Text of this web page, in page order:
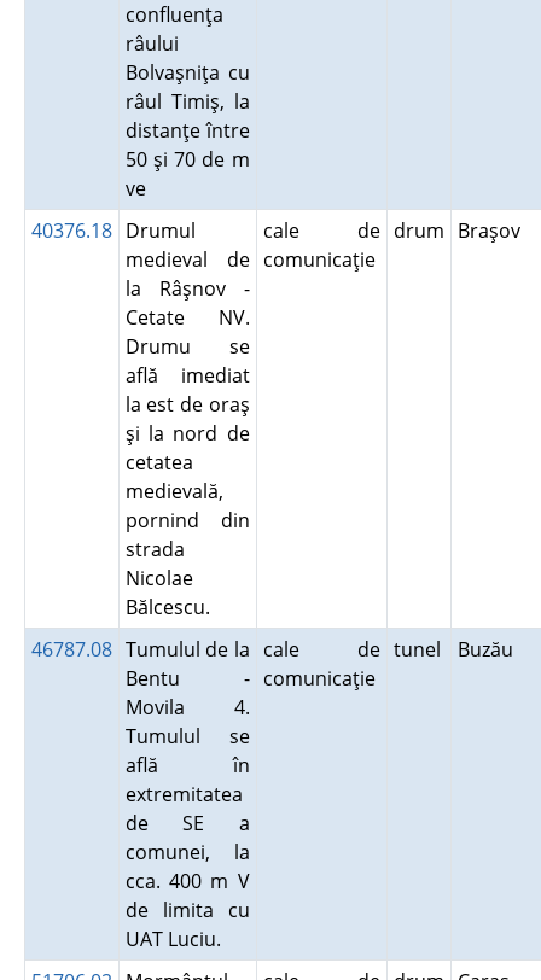
confluenţa
râului
Bolvaşniţa cu
râul Timiş, la
distanţe între
50 şi 70 de m
ve
40376.18 Drumul
medieval de
la Râşnov -
Cetate NV.
Drumu se
află imediat
la est de oraş
şi la nord de
cetatea
medievală,
pornind din
strada
Nicolae
Bălcescu.
cale de
comunicaţie
drum Braşov
46787.08 Tumulul de la
Bentu -
Movila 4.
Tumulul se
află în
extremitatea
de SE a
comunei, la
cca. 400 m V
de limita cu
UAT Luciu.
cale de
comunicaţie
tunel Buzău